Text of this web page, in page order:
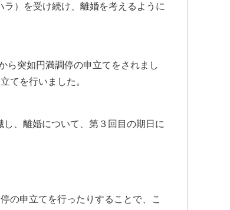
）を受け続け、離婚を考えるように
ら突如円満調停の申立てをされまし
てを行いました。
、離婚について、第３回目の期日に
の申立てを行ったりすることで、こ